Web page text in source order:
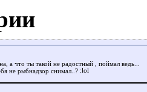
а что ты такой не радостный , поймал ведь...
не рыбнадзор снимал..?